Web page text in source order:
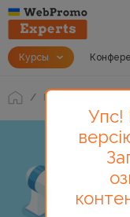
Курсы
Блог
Упс!